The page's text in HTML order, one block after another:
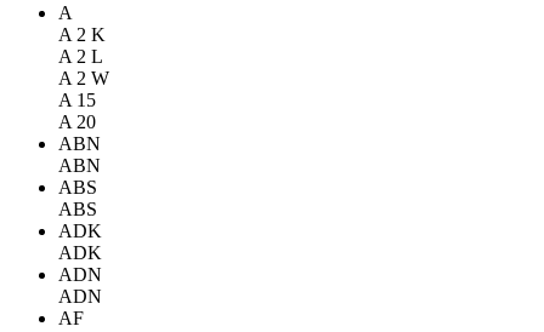
A
A 2 K
A 2 L
A 2 W
A 15
A 20
ABN
ABN
ABS
ABS
ADK
ADK
ADN
ADN
AF